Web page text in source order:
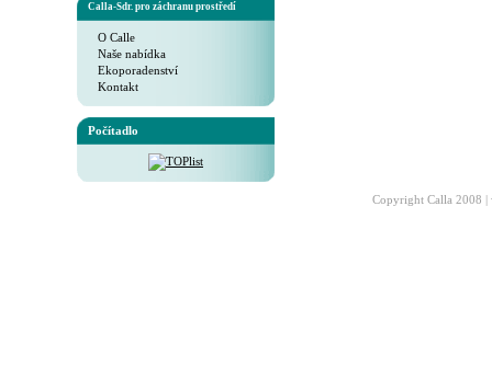
Calla-Sdr. pro záchranu prostředí
O Calle
Naše nabídka
Ekoporadenství
Kontakt
Počítadlo
Copyright Calla 2008 |